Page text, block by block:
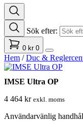
Sök efter:
0 kr 0
Hem /Duc &
IMSE Ultra OP
4 464 kr exkl. moms
Användarvänlig